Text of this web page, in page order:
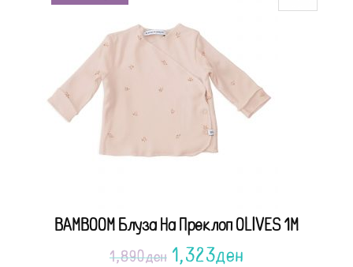
BAMBOOM Блуза На Преклоп OLIVES 1M
1,890ден 1,323ден